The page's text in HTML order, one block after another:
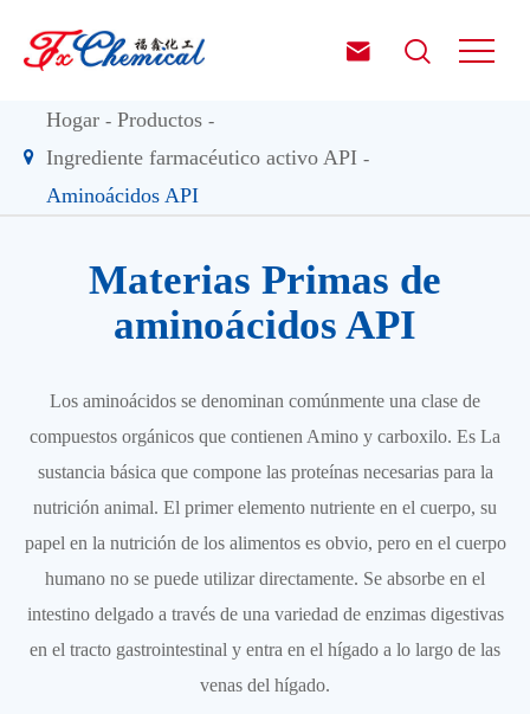
 
Hogar
Productos
Ingrediente farmacéutico activo API
Aminoácidos API
Materias Primas de
aminoácidos API
Los aminoácidos se denominan comúnmente una clase de
compuestos orgánicos que contienen Amino y carboxilo. Es La
sustancia básica que compone las proteínas necesarias para la
nutrición animal. El primer elemento nutriente en el cuerpo, su
papel en la nutrición de los alimentos es obvio, pero en el cuerpo
humano no se puede utilizar directamente. Se absorbe en el
intestino delgado a través de una variedad de enzimas digestivas
en el tracto gastrointestinal y entra en el hígado a lo largo de las
venas del hígado.